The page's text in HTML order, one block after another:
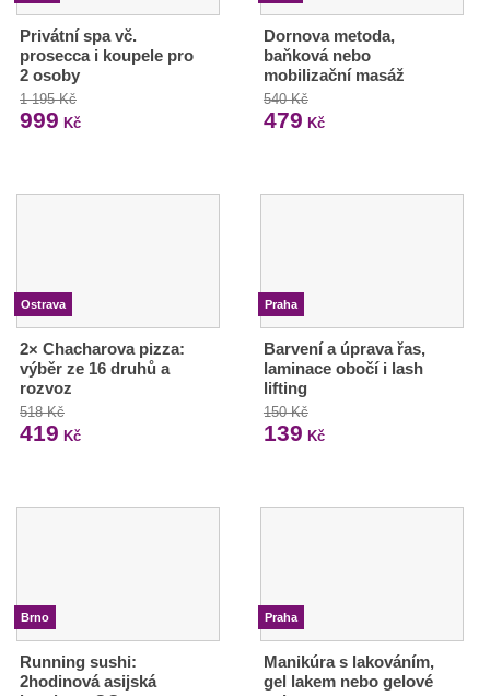
Privátní spa vč.
prosecca i koupele pro
2 osoby
1 195 Kč
999 Kč
Dornova metoda,
baňková nebo
mobilizační masáž
540 Kč
479 Kč
Ostrava
2× Chacharova pizza:
výběr ze 16 druhů a
rozvoz
518 Kč
419 Kč
Praha
Barvení a úprava řas,
laminace obočí i lash
lifting
150 Kč
139 Kč
Brno
Running sushi:
2hodinová asijská
Praha
Manikúra s lakováním,
gel lakem nebo gelové